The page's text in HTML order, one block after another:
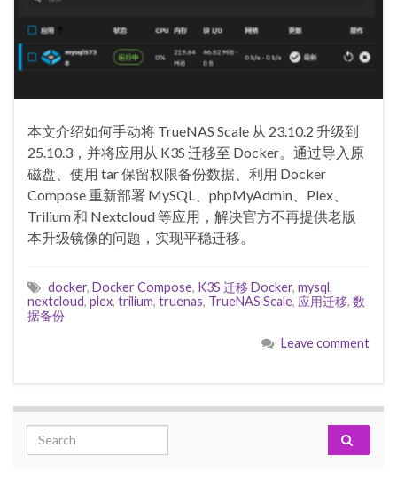
本文介绍如何手动将 TrueNAS Scale 从 23.10.2 升级到
25.10.3，并将应用从 K3S 迁移至 Docker。通过导入原
磁盘、使用 tar 保留权限备份数据、利用 Docker
Compose 重新部署 MySQL、phpMyAdmin、Plex、
Trilium 和 Nextcloud 等应用，解决官方不再提供老版
本升级镜像的问题，实现平稳迁移。
docker, Docker Compose, K3S 迁移 Docker, mysql,
nextcloud, plex, trilium, truenas, TrueNAS Scale, 应用迁移, 数
据备份
Leave comment
Search for: